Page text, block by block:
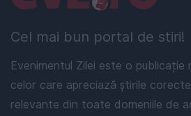
Cel mai bun portal de stiri!
Evenimentul Zilei este o publicație
celor care apreciază știrile
relevante din toate domeniile de